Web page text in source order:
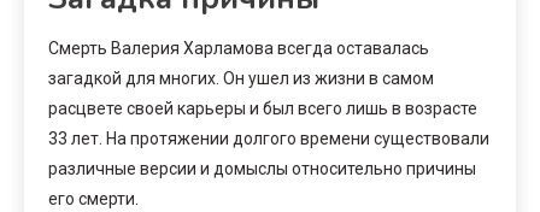
Смерть Валерия Харламова всегда оставалась
загадкой для многих. Он ушел из жизни в самом
расцвете своей карьеры и был всего лишь в возрасте
33 лет. На протяжении долгого времени существовали
различные версии и домыслы относительно причины
его смерти.